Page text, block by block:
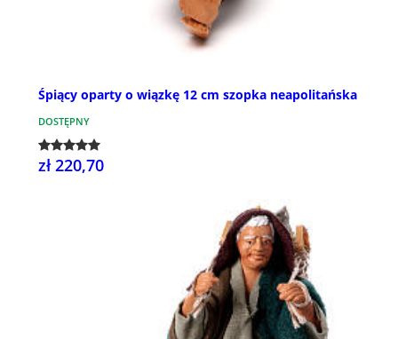
Śpiący oparty o wiązkę 12 cm szopka neapolitańska
DOSTĘPNY
zł 220,70